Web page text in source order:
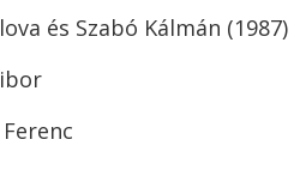
és Szabó Kálmán (1987)